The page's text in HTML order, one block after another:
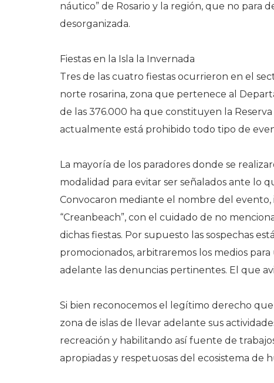
náutico” de Rosario y la región, que no para
desorganizada.
Fiestas en la Isla la Invernada
Tres de las cuatro fiestas ocurrieron en el
norte rosarina, zona que pertenece al
de las 376.000 ha que constituyen la
actualmente está prohibido todo tipo de
La mayoría de los paradores donde se
modalidad para evitar ser señalados ante lo
Convocaron mediante el nombre del evento,
“Creanbeach”, con el cuidado de no
dichas fiestas. Por supuesto las sospechas
promocionados, arbitraremos los medios
adelante las denuncias pertinentes. El que
Si bien reconocemos el legítimo derecho
zona de islas de llevar adelante sus
recreación y habilitando así fuente de
apropiadas y respetuosas del ecosistema de